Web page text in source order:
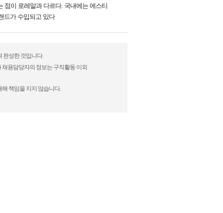
점이 로레알과 다르다. 국내에는 에스티
드가 수입되고 있다
완성한 것입니다.
용담당자의 정보는 구직활동 이외
책임을 지지 않습니다.